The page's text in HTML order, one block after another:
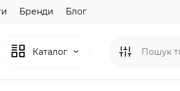
Бренди Блог
Каталог